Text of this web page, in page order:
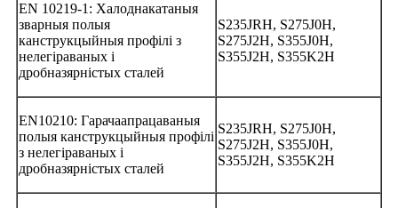
EN 10219-1: Халоднакатаныя
зварныя полыя
канструкцыйныя профілі з
нелегіраваных і
дробназярністых сталей
S235JRH, S275J0H,
S275J2H, S355J0H,
S355J2H, S355K2H
EN10210: Гарачаапрацаваныя
полыя канструкцыйныя профілі
з нелегіраваных і
дробназярністых сталей
S235JRH, S275J0H,
S275J2H, S355J0H,
S355J2H, S355K2H